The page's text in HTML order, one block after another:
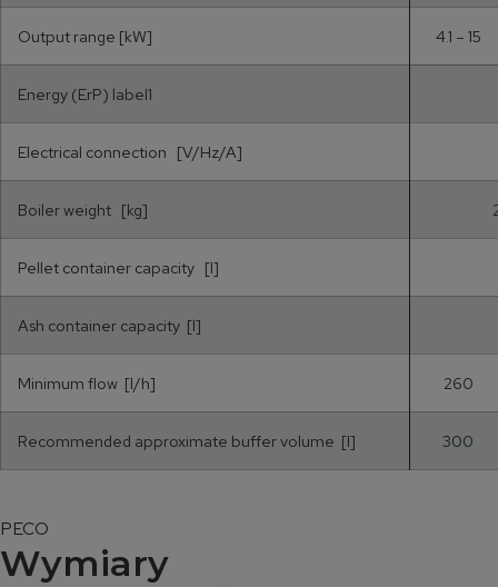
Output range [kW] 4.1 – 15
Energy (ErP) label1
Electrical connection [V/Hz/A]
Boiler weight [kg]
Pellet container capacity [l]
Ash container capacity [l]
Minimum flow [l/h] 260
Recommended approximate buffer volume [l] 300
PECO
Wymiary